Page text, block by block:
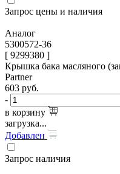
Запрос цены и наличия
Аналог
5300572-36
[ 9299380 ]
Крышка бака масляного
Partner
603 руб.
-
в корзину
загрузка...
Добавлен
Запрос наличия